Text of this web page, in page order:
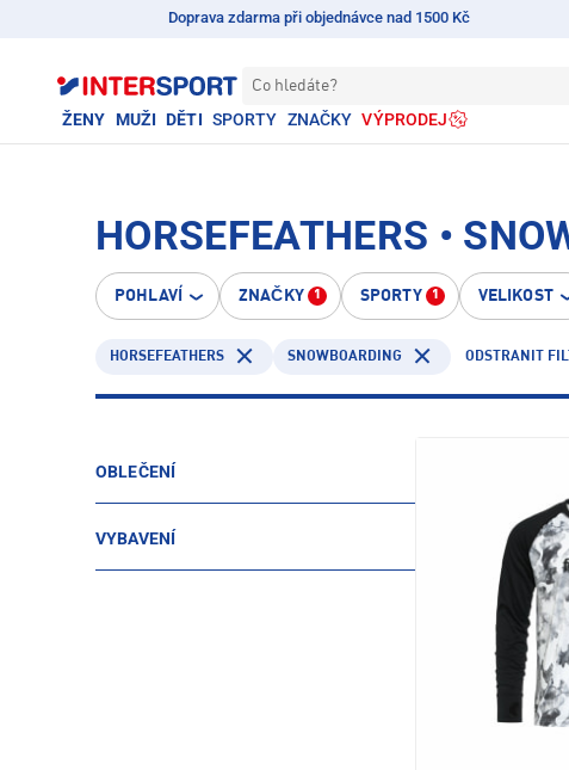
Doprava zdarma při objednávce nad 1500 Kč
Co hledáte?
ŽENY MUŽI DĚTI SPORTY ZNAČKY VÝPRODEJ
HORSEFEATHERS •
POHLAVÍ ZNAČKY 1 SPORTY 1 VELIKOST
HORSEFEATHERS SNOWBOARDING ODSTRANIT
OBLEČENÍ
VYBAVENÍ